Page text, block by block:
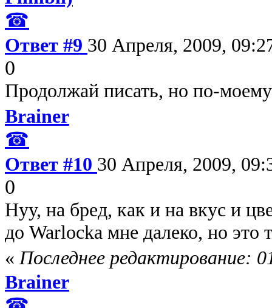
☎
Ответ #9 30 Апреля, 2009,
0
Продолжай писать, но по-
Brainer
☎
Ответ #10 30 Апреля, 2009,
0
Нуу, на бред, как и на вкус и
до Warlocka мне далеко, но это
« Последнее редактирование:
Brainer